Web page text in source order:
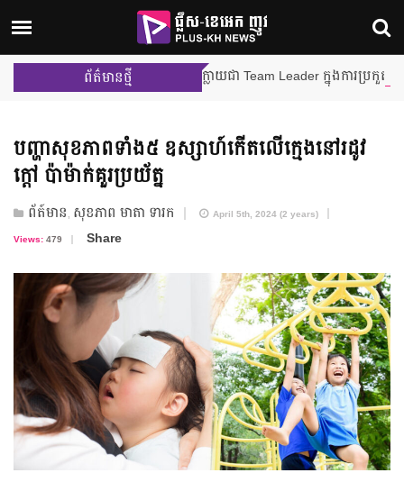
ព័ត៌មានថ្មី
ម៉ីលីង និង នីហឫទ័យ នឹងក្លាយជា Team Leader ក្នុងការប្រកួតជាក្រុមលើកដំ
បញ្ហាសុខភាពទាំង៥ ឧស្សាហ៍កើតលើក្មេងនៅរដូវ
ក្តៅ ប៉ាម៉ាក់គួរប្រយ័ត្ន
ព័ត៍មាន, សុខភាព មាតា​ ទារក
April 5th, 2024 (2 years)
Views:479 Share